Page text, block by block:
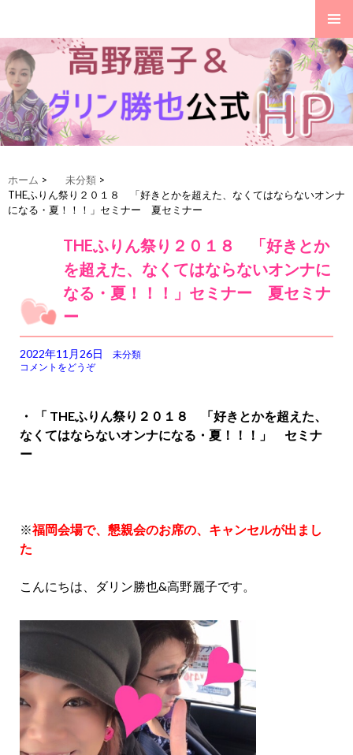
ン
テ
ホーム > 未分類 >
THEふりん祭り２０１８ 「好きとかを超えた、なくてはならないオンナ
になる・夏！！！」セミナー 夏セミナー
THEふりん祭り２０１８ 「好きとか
を超えた、なくてはならないオンナに
なる・夏！！！」セミナー 夏セミナ
ー
2022年11月26日
未分類
コメントをどうぞ
・ 「 THEふりん祭り２０１８ 「好きとかを超えた、
なくてはならないオンナになる・夏！！！」 セミナ
ー
※福岡会場で、懇親会のお席の、キャンセルが出まし
た
こんにちは、ダリン勝也&高野麗子です。